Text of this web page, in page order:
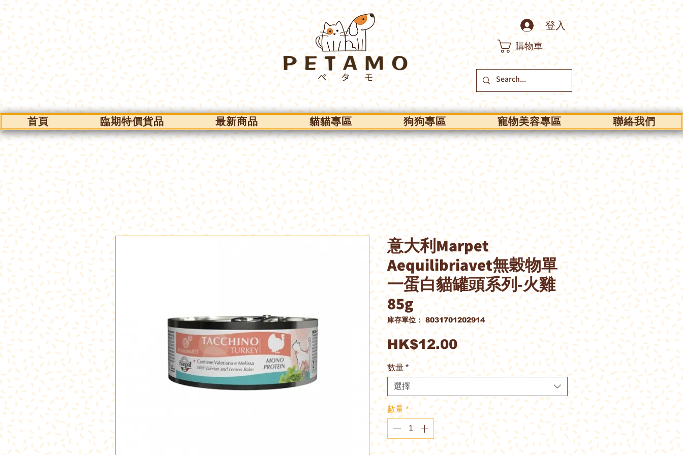
登入
購物車
首頁 臨期特價貨品 最新商品 貓貓專區 狗狗專區 寵物美容專區 聯絡我們
意大利Marpet
Aequilibriavet無穀物單
一蛋白貓罐頭系列-火雞
85g
庫存單位： 8031701202914
HK$12.00價
格
數量 *
選擇
數量 *